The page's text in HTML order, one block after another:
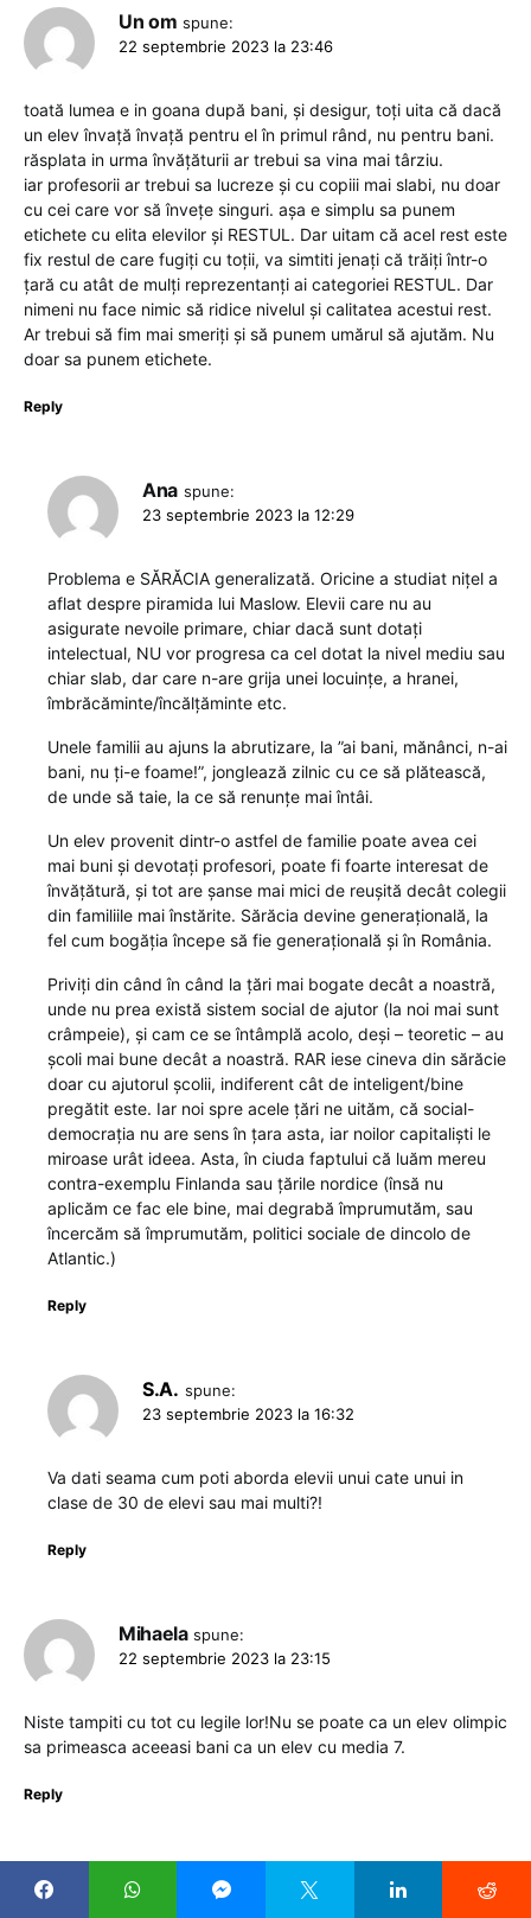
Un om spune:
22 septembrie 2023 la 23:46
toată lumea e in goana după bani, și desigur, toți uita că dacă
un elev învață învață pentru el în primul rând, nu pentru bani.
răsplata in urma învățăturii ar trebui sa vina mai târziu.
iar profesorii ar trebui sa lucreze și cu copiii mai slabi, nu doar
cu cei care vor să învețe singuri. așa e simplu sa punem
etichete cu elita elevilor și RESTUL. Dar uitam că acel rest este
fix restul de care fugiți cu toții, va simtiti jenați că trăiți într-o
țară cu atât de mulți reprezentanți ai categoriei RESTUL. Dar
nimeni nu face nimic să ridice nivelul și calitatea acestui rest.
Ar trebui să fim mai smeriți și să punem umărul să ajutăm. Nu
doar sa punem etichete.
Reply
Ana spune:
23 septembrie 2023 la 12:29
Problema e SĂRĂCIA generalizată. Oricine a studiat nițel a
aflat despre piramida lui Maslow. Elevii care nu au
asigurate nevoile primare, chiar dacă sunt dotați
intelectual, NU vor progresa ca cel dotat la nivel mediu sau
chiar slab, dar care n-are grija unei locuințe, a hranei,
îmbrăcăminte/încălțăminte etc.
Unele familii au ajuns la abrutizare, la ”ai bani, mănânci, n-ai
bani, nu ți-e foame!”, jonglează zilnic cu ce să plătească,
de unde să taie, la ce să renunțe mai întâi.
Un elev provenit dintr-o astfel de familie poate avea cei
mai buni și devotați profesori, poate fi foarte interesat de
învățătură, și tot are șanse mai mici de reușită decât colegii
din familiile mai înstărite. Sărăcia devine generațională, la
fel cum bogăția începe să fie generațională și în România.
Priviți din când în când la țări mai bogate decât a noastră,
unde nu prea există sistem social de ajutor (la noi mai sunt
crâmpeie), și cam ce se întâmplă acolo, deși – teoretic – au
școli mai bune decât a noastră. RAR iese cineva din sărăcie
doar cu ajutorul școlii, indiferent cât de inteligent/bine
pregătit este. Iar noi spre acele țări ne uităm, că social-
democrația nu are sens în țara asta, iar noilor capitaliști le
miroase urât ideea. Asta, în ciuda faptului că luăm mereu
contra-exemplu Finlanda sau țările nordice (însă nu
aplicăm ce fac ele bine, mai degrabă împrumutăm, sau
încercăm să împrumutăm, politici sociale de dincolo de
Atlantic.)
Reply
S.A. spune:
23 septembrie 2023 la 16:32
Va dati seama cum poti aborda elevii unui cate unui in
clase de 30 de elevi sau mai multi?!
Reply
Mihaela spune:
22 septembrie 2023 la 23:15
Niste tampiti cu tot cu legile lor!Nu se poate ca un elev olimpic
sa primeasca aceeasi bani ca un elev cu media 7.
Reply
Floarea Meirosu
spune:
24 septembrie 2023 la 08:19